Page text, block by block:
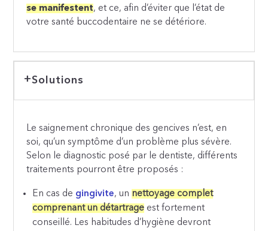
se manifestent, et ce, afin d’éviter que l’état de
votre santé buccodentaire ne se détériore.
Solutions
Le saignement chronique des gencives n’est, en
soi, qu’un symptôme d’un problème plus sévère.
Selon le diagnostic posé par le dentiste, différents
traitements pourront être proposés :
En cas de gingivite, un nettoyage complet
comprenant un détartrage est fortement
conseillé. Les habitudes d’hygiène devront